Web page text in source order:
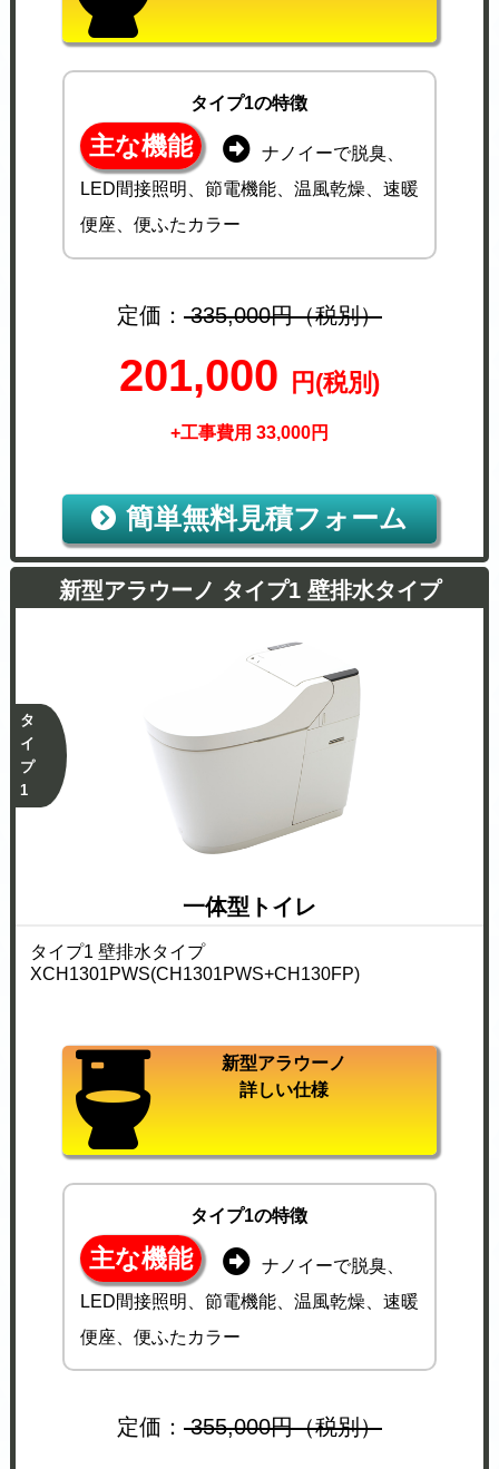
タイプ1の特徴
主な機能
ナノイーで脱臭、
LED間接照明、節電機能、温風乾燥、速暖
便座、便ふたカラー
定価： 335,000円（税別）
201,000 円(税別)
+工事費用 33,000円
簡単無料見積フォーム
タ
イ
プ
1
新型アラウーノ タイプ1 壁排水タイプ
一体型トイレ
タイプ1 壁排水タイプ
XCH1301PWS(CH1301PWS+CH130FP)
新型アラウーノ
詳しい仕様
タイプ1の特徴
主な機能
ナノイーで脱臭、
LED間接照明、節電機能、温風乾燥、速暖
便座、便ふたカラー
定価： 355,000円（税別）